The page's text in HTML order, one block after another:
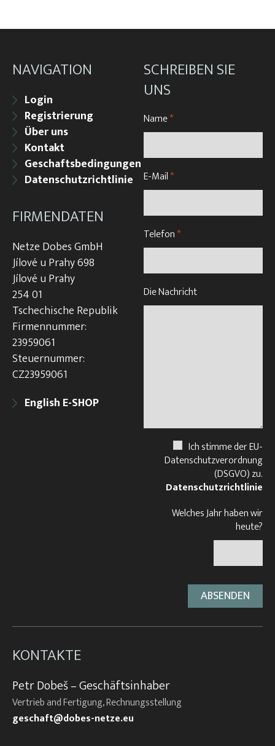
NAVIGATION
Login
Registrierung
Über uns
Kontakt
Geschaftsbedingungen
Datenschutzrichtlinie
FIRMENDATEN
Netze Dobes GmbH
Jílové u Prahy 698
Jílové u Prahy
254 01
Tschechische Republik
Firmennummer:
23959061
Steuernummer:
CZ23959061
English E-SHOP
SCHREIBEN SIE
UNS
Name*
E-Mail*
Telefon*
Die Nachricht
Ich stimme der EU-
Datenschutzverordnung
(DSGVO) zu.
Datenschutzrichtlinie
Welches Jahr haben wir
heute?
KONTAKTE
Petr Dobeš – Geschäftsinhaber
Vertrieb and Fertigung, Rechnungsstellung
geschaft@dobes-netze.eu